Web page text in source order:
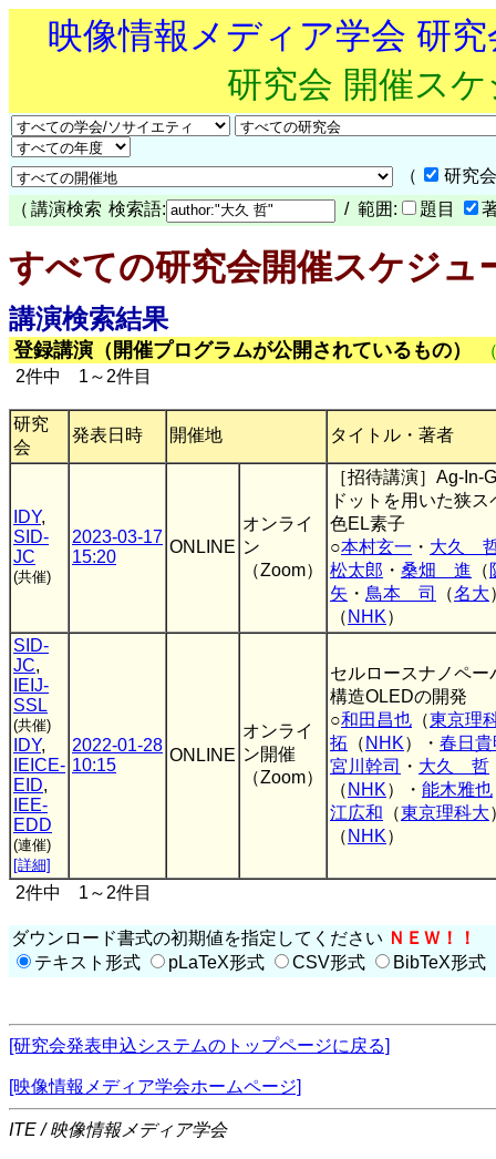
映像情報メディア学会 研
研究会 開催ス
（
研究
（ 講演検索 検索語: / 範囲: 題目
すべての研究会開催スケジュ
講演検索結果
登録講演（開催プログラムが公開されているもの）
2件中 1～2件目
研究
会
発表日時 開催地 タイトル・著者
IDY,
SID-
JC
(共催)
2023-03-17
15:20
ONLINE
オンライ
ン
（Zoom）
［招待講演］Ag-In-
ドットを用いた狭
色EL素子
○本村玄一 ・ 大久
松太郎 ・ 桑畑 進 （
矢 ・ 鳥本 司 （名大
（ NHK）
SID-
JC,
IEIJ-
SSL
(共催)
IDY,
IEICE-
EID,
IEE-
EDD
(連催)
[詳細]
2022-01-28
10:15
ONLINE
オンライ
ン開催
（Zoom）
セルロースナノペー
構造OLEDの開発
○和田昌也 （東京理
拓 （ NHK）・ 春日貴
宮川幹司
・ 大久 哲
（ NHK）・ 能木雅也
江広和 （東京理科大
（ NHK）
2件中 1～2件目
ダウンロード書式の初期値を指定してください ＮＥＷ！！
テキスト形式
pLaTeX形式 CSV形式 BibTeX形式
[研究会発表申込システムのトップページに戻る]
[映像情報メディア学会ホームページ]
ITE / 映像情報メディア学会